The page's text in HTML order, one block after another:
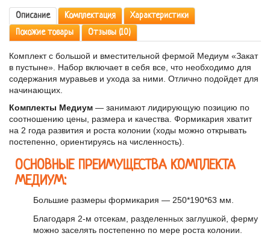
Описание Комплектация
Характеристики
Похожие товары
Отзывы (10)
Комплект с большой и вместительной фермой Медиум «Закат
в пустыне». Набор включает в себя все, что необходимо для
содержания муравьев и ухода за ними. Отлично подойдет для
начинающих.
Комплекты Медиум — занимают лидирующую позицию по
соотношению цены, размера и качества. Формикария хватит
на 2 года развития и роста колонии (ходы можно открывать
постепенно, ориентируясь на численность).
ОСНОВНЫЕ ПРЕИМУЩЕСТВА КОМПЛЕКТА
МЕДИУМ:
Большие размеры формикария — 250*190*63 мм.
Благодаря 2-м отсекам, разделенных заглушкой, ферму
можно заселять постепенно по мере роста колонии.